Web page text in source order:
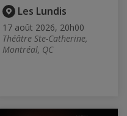
Les Lundis
17 août 2026, 20h00
Théâtre Ste-Catherine,
Montréal, QC